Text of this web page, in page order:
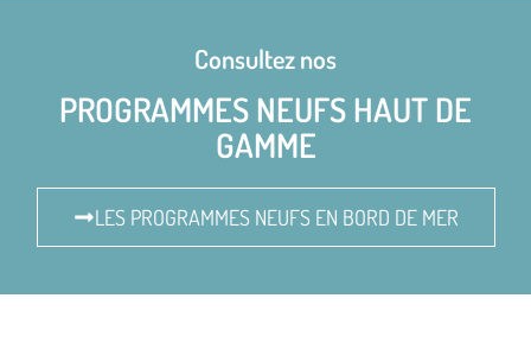
Consultez nos
PROGRAMMES NEUFS HAUT DE
GAMME
LES PROGRAMMES NEUFS EN BORD DE MER